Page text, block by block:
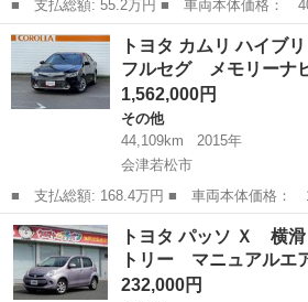
■ 支払総額: 55.2万円 ■ 車両本体価格： 400,000 円 ■ メーカー
名： トヨタ ■ 車種名： アイシス ■ グ
ＡＡＣ パワーステアリング イモビライ
衝突安全ボデ...
福島 福島市 その他
トヨタ カムリ ハイ
フルセグ メモリー
1,562,000円
その他
44,109km
2015年
会津若松市
■ 支払総額: 168.4万円 ■ 車両本体価格： 1,562,000 円 ■ メーカ
ー名： トヨタ ■ 車種名： カムリ ■ グレ
ド Ｇパッケージ フルセグ メモリーナビ
メラ 衝...
福島 会津若松市 その他
トヨタ パッソ Ｘ 横
トリー マニュアル
232,000円